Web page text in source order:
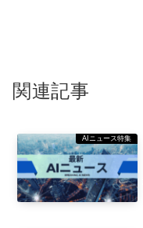
関連記事
AIニュース特集